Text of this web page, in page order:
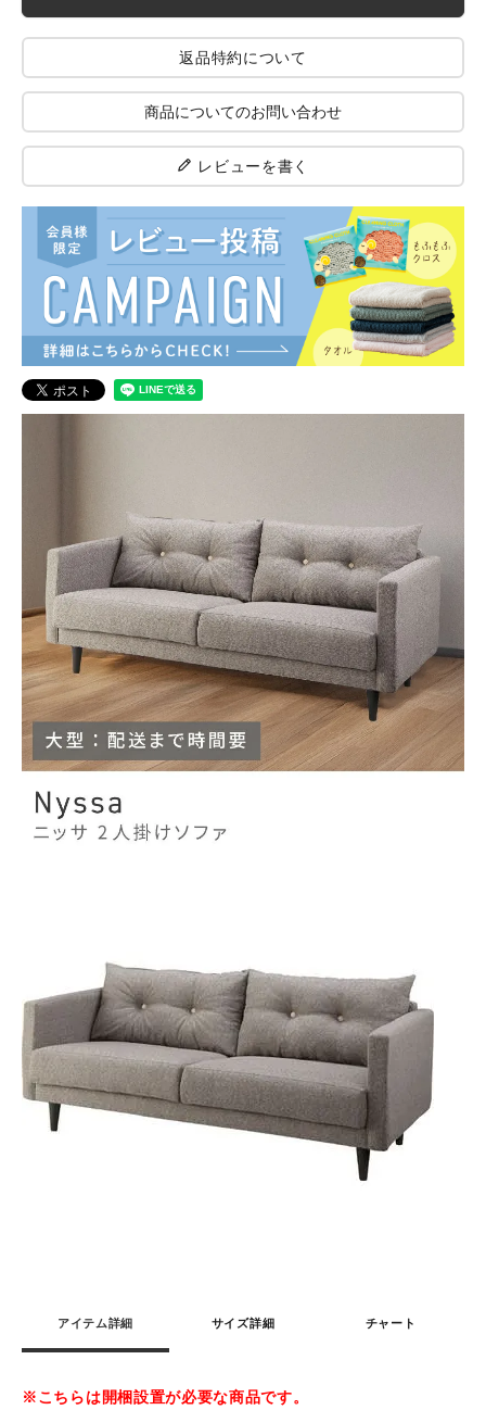
返品特約について
商品についてのお問い合わせ
レビューを書く
アイテム詳細 サイズ詳細 チャート
※こちらは開梱設置が必要な商品です。